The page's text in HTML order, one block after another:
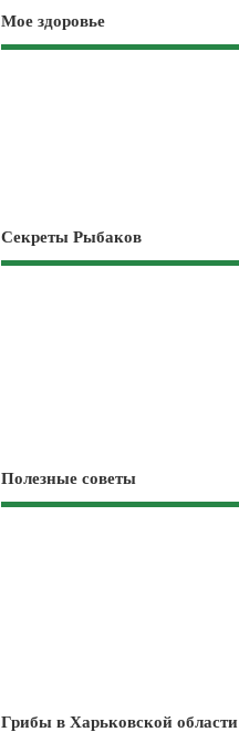
Мое здоровье
Секреты Рыбаков
Полезные советы
Грибы в Харьковской области